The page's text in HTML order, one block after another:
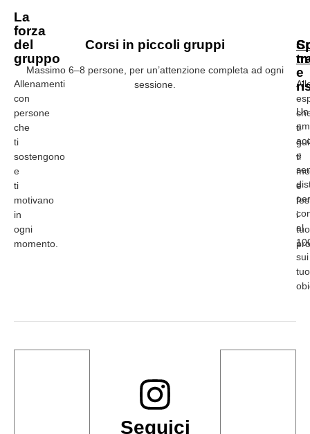
La
forza
del
gruppo
Allenamenti
con
persone
che
ti
sostengono
e
ti
motivano
in
ogni
momento.
Corsi in piccoli gruppi
Massimo 6–8 persone, per un’attenzione completa ad ogni
sessione.
ti
ti
e
i
e
Un
e
per
al
sui
Seguici